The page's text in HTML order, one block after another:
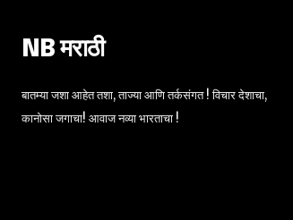
NB मराठी
बातम्या जशा आहेत तशा, ताज्या आणि तर्कसंगत ! विचार देशाचा,
कानोसा जगाचा! आवाज नव्या भारताचा !